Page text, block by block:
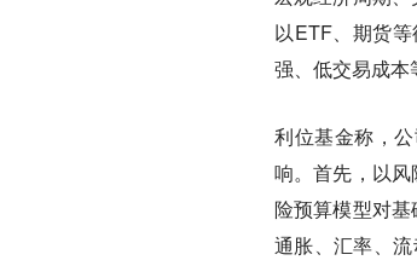
以ETF、期货
强、低交易成本
利位基金称，
响。首先，以
险预算模型对
通胀、汇率、